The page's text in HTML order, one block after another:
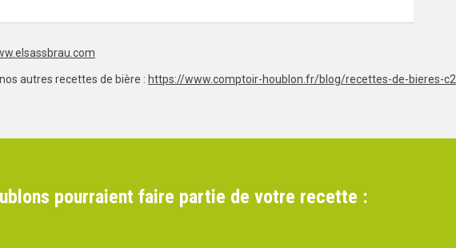
autres recettes de bière : https://www.comptoir-houblon.fr/blog/recettes-de-bieres-c2
pourraient faire partie de votre recette :